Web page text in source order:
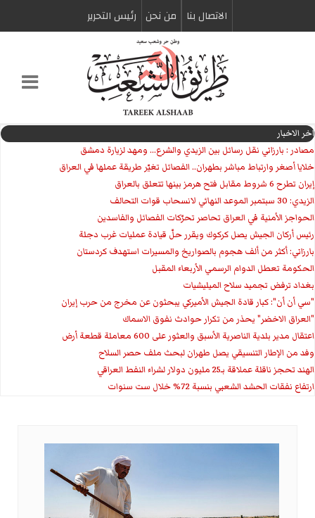
الاتصال بنا من نحن رئیس التحریر
اخر الاخبار
مصادر : بارزاني نقل رسائل بين الزيدي والشرع... ومهد لزيارة دمشق
خلايا أصغر وارتباط مباشر بطهران.. الفصائل تغيّر طريقة عملها في العراق
إيران تطرح 6 شروط مقابل فتح هرمز بينها تتعلق بالعراق
الزيدي: 30 سبتمبر الموعد النهائي لانسحاب قوات التحالف
الحواجز الأمنية في العراق تحاصر تحرّكات الفصائل والفاسدين
رئيس أركان الجيش يصل كركوك ويقرر حلّ قيادة عمليات غرب دجلة
بارزاني: أكثر من ألف هجوم بالصواريخ والمسيرات استهدف كردستان
الحكومة تعطل الدوام الرسمي الأربعاء المقبل
بغداد ترفض تجميد سلاح الميليشيات
"سي أن أن": كبار قادة الجيش الأميركي يبحثون عن مخرج من حرب إيران
"العراق الاخضر" يحذر من تكرار حوادث نفوق الاسماك
اعتقال مدير بلدية الناصرية الأسبق والعثور على 600 معاملة قطعة أرض
وفد من الإطار التنسيقي يصل طهران لبحث ملف حصر السلاح
الهند تحجز ناقلة عملاقة بـ25 مليون دولار لشراء النفط العراقي
ارتفاع نفقات الحشد الشعبي بنسبة 72% خلال ست سنوات